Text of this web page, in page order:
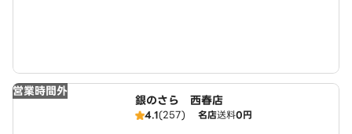
営業時間外
銀のさら 西春店
4.1(257) 名店送料0円